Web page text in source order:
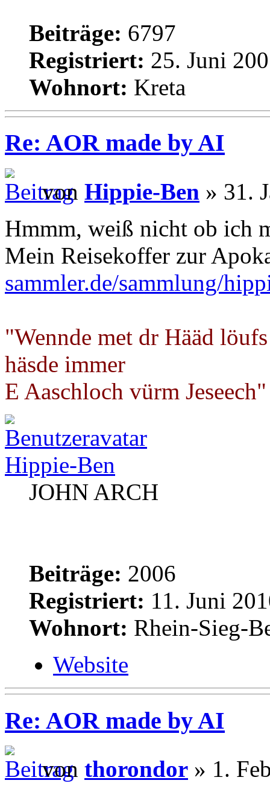
Beiträge: 6797
Registriert: 25. Juni
Wohnort: Kreta
Re: AOR made by AI
von Hippie-Ben » 31.
Hmmm, weiß nicht ob ich
Mein Reisekoffer zur
sammler.de/sammlung/
"Wennde met dr Hääd löufs
häsde immer
E Aaschloch vürm Jeseech"
Hippie-Ben
JOHN ARCH
Beiträge: 2006
Registriert: 11. Juni
Wohnort: Rhein-Sieg-
Website
Re: AOR made by AI
von thorondor » 1.